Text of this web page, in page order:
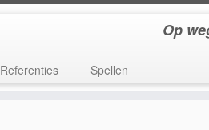
Op
Referenties Spellen